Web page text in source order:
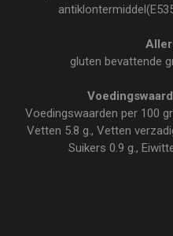
gluten bevattende
Voedingswaarden per 100
Vetten 5.8 g., Vetten
Suikers 0.9 g.,